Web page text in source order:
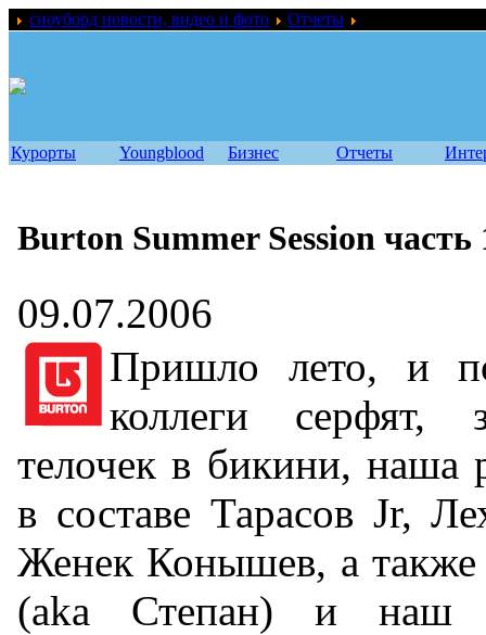
сноуборд новости, видео и фото Отчеты
Курорты Youngblood Бизнес Отчеты
Burton Summer Session часть
09.07.2006
Пришло лето, и
коллеги серфят,
телочек в бикини, наша
в составе Тарасов Jr,
Женек Конышев, а
(aka Степан) и наш